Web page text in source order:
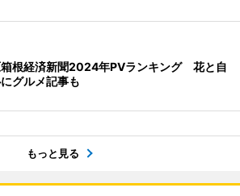
根経済新聞2024年PVランキング 花と自
グルメ記事も
もっと見る